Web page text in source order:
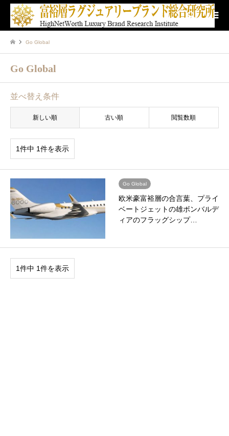
検索
Go Global
Go Global
並べ替え条件
新しい順 古い順 閲覧数順
1件中 1件を表示
Go Global
欧米豪富裕層の合言葉、プライ
ベートジェットの雄ボンバルデ
ィアのフラッグシップ…
1件中 1件を表示